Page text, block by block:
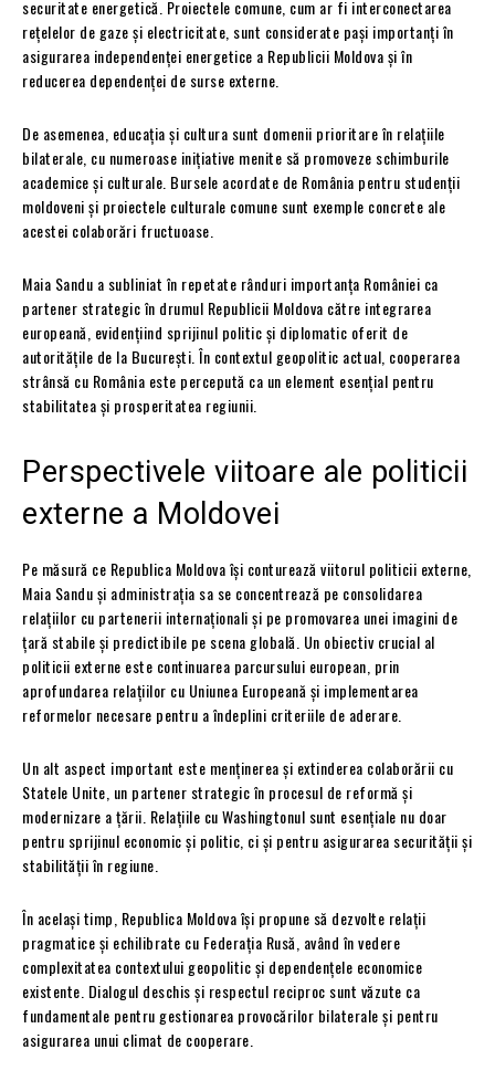
securitate energetică. Proiectele comune, cum ar fi interconectarea
rețelelor de gaze și electricitate, sunt considerate pași importanți în
asigurarea independenței energetice a Republicii Moldova și în
reducerea dependenței de surse externe.
De asemenea, educația și cultura sunt domenii prioritare în relațiile
bilaterale, cu numeroase inițiative menite să promoveze schimburile
academice și culturale. Bursele acordate de România pentru studenții
moldoveni și proiectele culturale comune sunt exemple concrete ale
acestei colaborări fructuoase.
Maia Sandu a subliniat în repetate rânduri importanța României ca
partener strategic în drumul Republicii Moldova către integrarea
europeană, evidențiind sprijinul politic și diplomatic oferit de
autoritățile de la București. În contextul geopolitic actual, cooperarea
strânsă cu România este percepută ca un element esențial pentru
stabilitatea și prosperitatea regiunii.
Perspectivele viitoare ale politicii
externe a Moldovei
Pe măsură ce Republica Moldova își conturează viitorul politicii externe,
Maia Sandu și administrația sa se concentrează pe consolidarea
relațiilor cu partenerii internaționali și pe promovarea unei imagini de
țară stabile și predictibile pe scena globală. Un obiectiv crucial al
politicii externe este continuarea parcursului european, prin
aprofundarea relațiilor cu Uniunea Europeană și implementarea
reformelor necesare pentru a îndeplini criteriile de aderare.
Un alt aspect important este menținerea și extinderea colaborării cu
Statele Unite, un partener strategic în procesul de reformă și
modernizare a țării. Relațiile cu Washingtonul sunt esențiale nu doar
pentru sprijinul economic și politic, ci și pentru asigurarea securității și
stabilității în regiune.
În același timp, Republica Moldova își propune să dezvolte relații
pragmatice și echilibrate cu Federația Rusă, având în vedere
complexitatea contextului geopolitic și dependențele economice
existente. Dialogul deschis și respectul reciproc sunt văzute ca
fundamentale pentru gestionarea provocărilor bilaterale și pentru
asigurarea unui climat de cooperare.